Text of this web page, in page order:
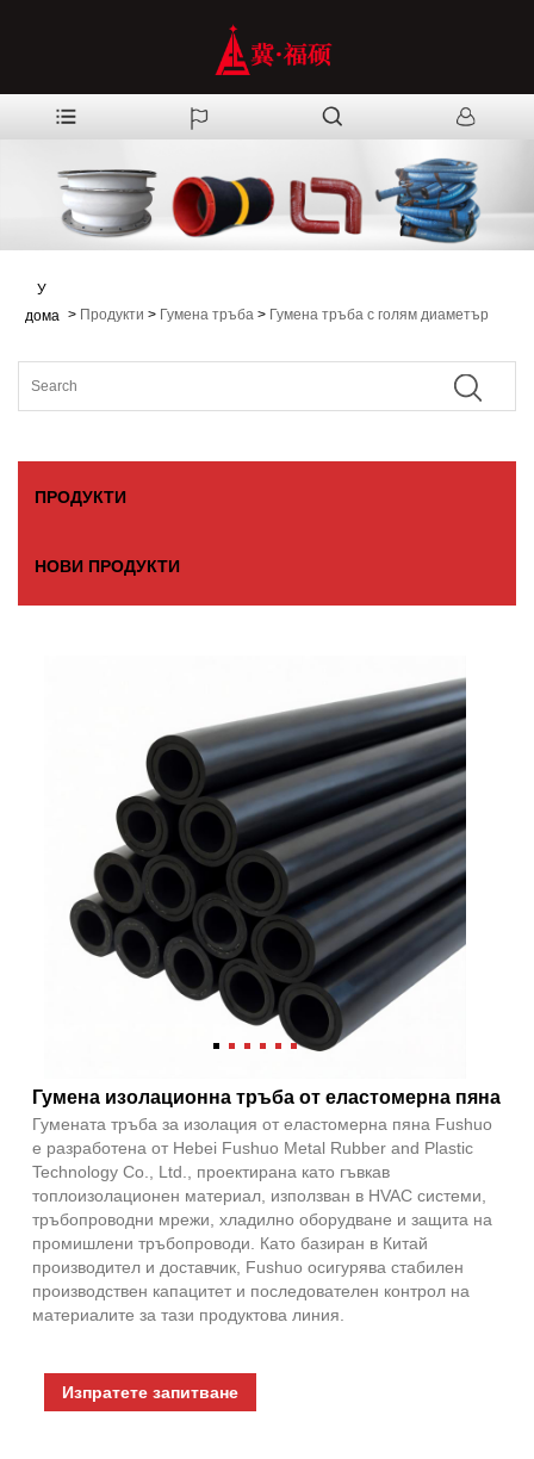
У
дома > Продукти > Гумена тръба > Гумена тръба с голям диаметър
ПРОДУКТИ
НОВИ ПРОДУКТИ
Гумена изолационна тръба от еластомерна пяна
Гумената тръба за изолация от еластомерна пяна Fushuo
е разработена от Hebei Fushuo Metal Rubber and Plastic
Technology Co., Ltd., проектирана като гъвкав
топлоизолационен материал, използван в HVAC системи,
тръбопроводни мрежи, хладилно оборудване и защита на
промишлени тръбопроводи. Като базиран в Китай
производител и доставчик, Fushuo осигурява стабилен
производствен капацитет и последователен контрол на
материалите за тази продуктова линия.
Изпратете запитване